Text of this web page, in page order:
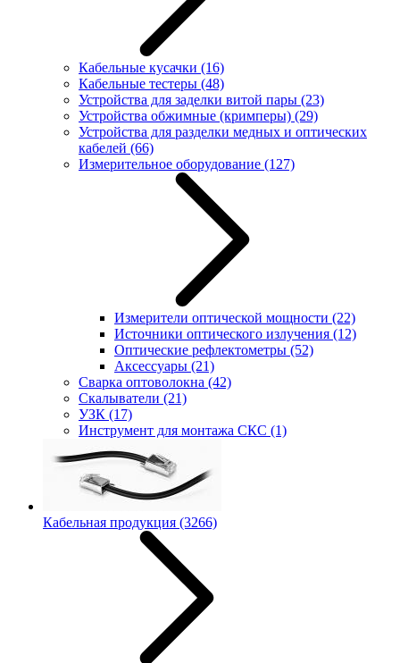
Кабельные кусачки (16)
Кабельные тестеры (48)
Устройства для заделки витой пары (23)
Устройства обжимные (кримперы) (29)
Устройства для разделки медных и оптических
кабелей (66)
Измерительное оборудование (127)
Измерители оптической мощности (22)
Источники оптического излучения (12)
Оптические рефлектометры (52)
Аксессуары (21)
Сварка оптоволокна (42)
Скалыватели (21)
УЗК (17)
Инструмент для монтажа СКС (1)
Кабельная продукция (3266)